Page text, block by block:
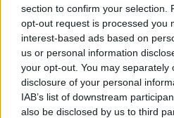
section to confirm your selection.
opt-out request is processed you
interest-based ads based on
us or personal information
your opt-out. You may separately
disclosure of your personal
IAB’s list of downstream
also be disclosed by us to third
2